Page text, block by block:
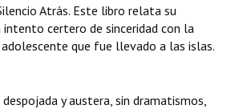
- Registro
Atrás. Este libro relata su
intento certero de sinceridad con la
que fue llevado a las islas.
y austera, sin dramatismos,